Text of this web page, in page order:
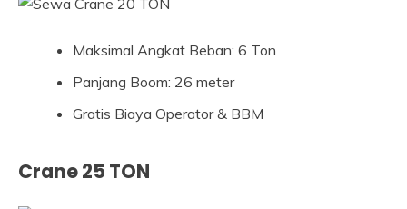
Maksimal Angkat Beban: 6 Ton
Panjang Boom: 26 meter
Gratis Biaya Operator & BBM
Crane 25 TON